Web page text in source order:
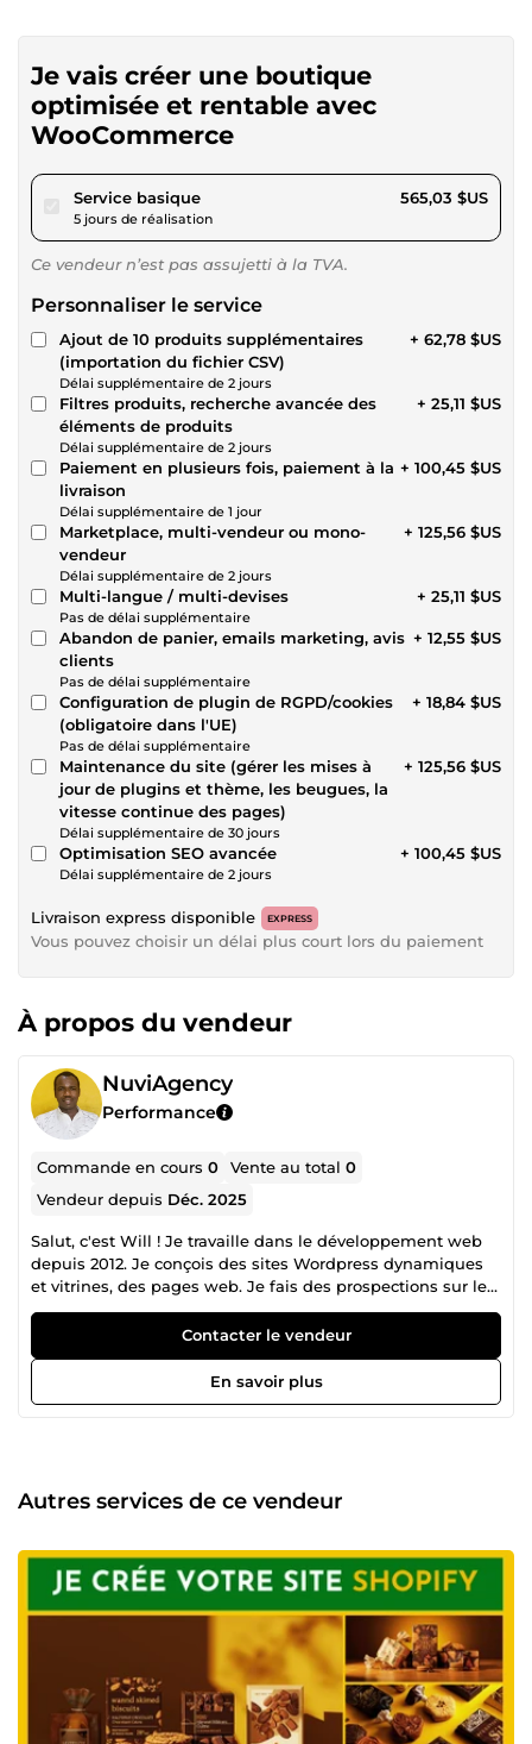
Je vais créer une boutique
optimisée et rentable avec
WooCommerce
Service basiquepour 520,76 $US
5 jours de réalisation
565,03 $US
Ce vendeur n’est pas assujetti à la TVA.
Personnaliser le service
Ajout de 10 produits supplémentaires
(importation du fichier CSV)
Délai supplémentaire de 2 jours
+ 62,78 $US
Filtres produits, recherche avancée des
éléments de produits
Délai supplémentaire de 2 jours
+ 25,11 $US
Paiement en plusieurs fois, paiement à la
livraison
Délai supplémentaire de 1 jour
+ 100,45 $US
Marketplace, multi-vendeur ou mono-
vendeur
Délai supplémentaire de 2 jours
+ 125,56 $US
Multi-langue / multi-devises
Pas de délai supplémentaire
+ 25,11 $US
Abandon de panier, emails marketing, avis
clients
Pas de délai supplémentaire
+ 12,55 $US
Configuration de plugin de RGPD/cookies
(obligatoire dans l'UE)
Pas de délai supplémentaire
+ 18,84 $US
Maintenance du site (gérer les mises à
jour de plugins et thème, les beugues, la
vitesse continue des pages)
Délai supplémentaire de 30 jours
+ 125,56 $US
Optimisation SEO avancée
Délai supplémentaire de 2 jours
+ 100,45 $US
Livraison express disponible EXPRESS
Vous pouvez choisir un délai plus court lors du paiement
À propos du vendeur
NuviAgency
Performance
Commande en cours0 Vente au total0
Vendeur depuis Déc. 2025
Salut, c'est Will ! Je travaille dans le développement web
depuis 2012. Je conçois des sites Wordpress dynamiques
et vitrines, des pages web. Je fais des prospections sur les
réseaux sociaux (expertise avec Sales Navigator), des
réparations et migrations de sites web, conçois également
des logos professionnels, des images dynamiques pour
supports de communication, des chartes graphiques. Je
peux vous aider si votre besoin concerne le web et tout ce
Contacter le vendeur
En savoir plus
Autres services de ce vendeur